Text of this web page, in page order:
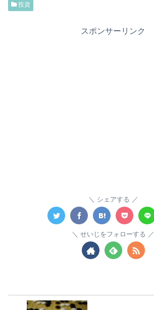
投資
スポンサーリンク
シェアする
せいじをフォローする